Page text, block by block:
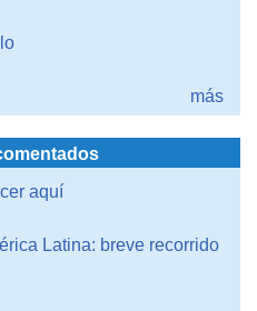
más
aquí
Latina: breve recorrido